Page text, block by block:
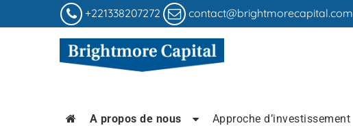
+221338207272 contact@brightmorecapital.com
A propos de nous Approche d’investissement